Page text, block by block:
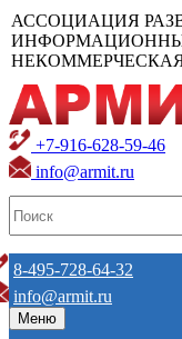
АССОЦИАЦИЯ
+7-916-628-59-46
info@armit.ru
8-495-728-64-32
info@armit.ru
Меню